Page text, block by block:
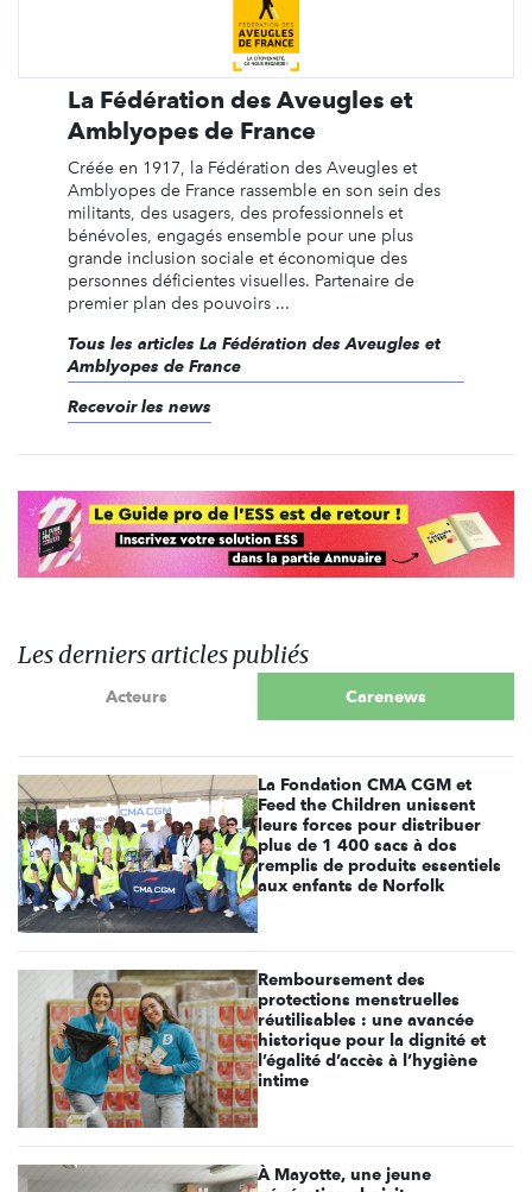
La Fédération des Aveugles et
Amblyopes de France
Créée en 1917, la Fédération des Aveugles et
Amblyopes de France rassemble en son sein des
militants, des usagers, des professionnels et
bénévoles, engagés ensemble pour une plus
grande inclusion sociale et économique des
personnes déficientes visuelles. Partenaire de
premier plan des pouvoirs ...
Tous les articles La Fédération des Aveugles et
Amblyopes de France
Recevoir les news
Les derniers articles publiés
Acteurs Carenews
La Fondation CMA CGM et
Feed the Children unissent
leurs forces pour distribuer
plus de 1 400 sacs à dos
remplis de produits essentiels
aux enfants de Norfolk
Remboursement des
protections menstruelles
réutilisables : une avancée
historique pour la dignité et
l’égalité d’accès à l’hygiène
intime
À Mayotte, une jeune